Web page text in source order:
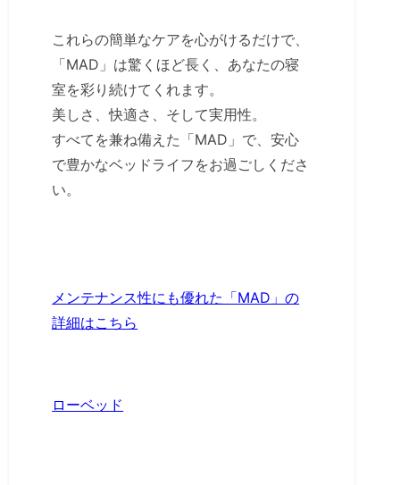
これらの簡単なケアを心がけるだけで、
「MAD」は驚くほど長く、あなたの寝
室を彩り続けてくれます。
美しさ、快適さ、そして実用性。
すべてを兼ね備えた「MAD」で、安心
で豊かなベッドライフをお過ごしくださ
い。
メンテナンス性にも優れた「MAD」の
詳細はこちら
ローベッド